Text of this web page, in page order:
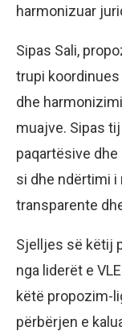
harmonizuar
Sipas Sali,
trupi
dhe
muajve. Sipas
paqartësive
si dhe ndërtimi
transparente
Sjelljes së këtij
nga liderët e
këtë propozim-
përbërjen e